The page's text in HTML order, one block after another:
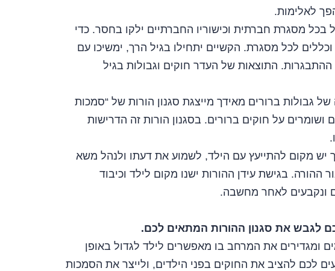
לאלימות.
מסגרת חברתית וכישוריו החברתיים ילקו בחסר. כדי
לכל מסגרת. הקשיים יתחילו בגיל הרך, ימשיכו עם
התוצאות של העדר חוקים וגבולות בגיל
גבולות ברורים מאידך מייצגת סגנון הורות של “סמכות
ושומרים על חוקים ברורים. בסגנון הורות זה הדרישות
יש מקום להתייעץ עם הילד, לשמוע את דעתו ולנהל משא
ההורה. בגישת עידן ההורות ישנו מקום לילד וכיבוד
ונקבעים לאחר מחשבה.
לכם לגבש את סגנון ההורות המתאים לכם.
ומגדירים את המרחב בו מאפשרים לילד לגדול באופן
לכם להציב את החוקים בפני הילדים, ולייצר את הסמכות